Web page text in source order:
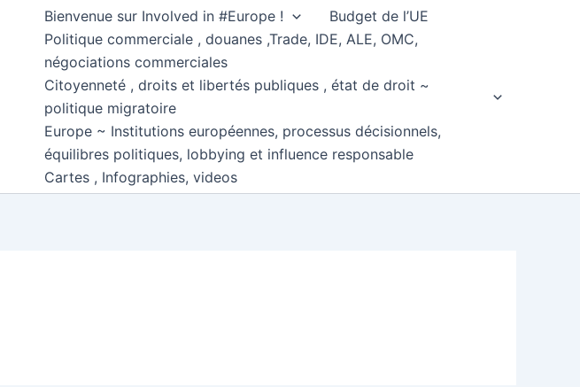
Bienvenue sur Involved in #Europe !
Budget de l’UE
Politique commerciale , douanes ,Trade, IDE, ALE, OMC,
négociations commerciales
Citoyenneté , droits et libertés publiques , état de droit ~
politique migratoire
Europe ~ Institutions européennes, processus décisionnels,
équilibres politiques, lobbying et influence responsable
Cartes , Infographies, videos